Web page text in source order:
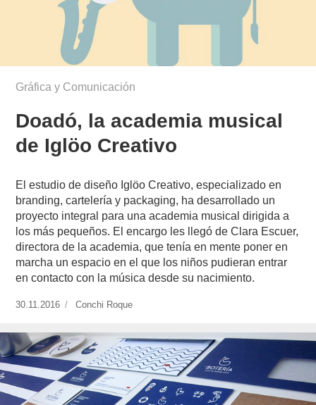
Gráfica y Comunicación
Doadó, la academia musical
de Iglöo Creativo
El estudio de diseño Iglöo Creativo, especializado en
branding, cartelería y packaging, ha desarrollado un
proyecto integral para una academia musical dirigida a
los más pequeños. El encargo les llegó de Clara Escuer,
directora de la academia, que tenía en mente poner en
marcha un espacio en el que los niños pudieran entrar
en contacto con la música desde su nacimiento.
Publicado
30.11.2016
https://www.experimenta.es/author/conchi-
Conchi Roque